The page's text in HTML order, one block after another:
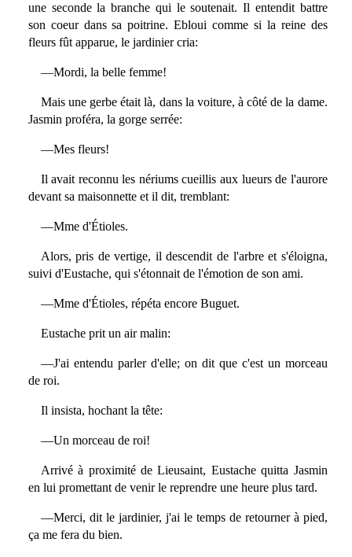
une seconde la branche qui le soutenait. Il entendit battre
son coeur dans sa poitrine. Ebloui comme si la reine des
fleurs fût apparue, le jardinier cria:
—Mordi, la belle femme!
Mais une gerbe était là, dans la voiture, à côté de la dame.
Jasmin proféra, la gorge serrée:
—Mes fleurs!
Il avait reconnu les nériums cueillis aux lueurs de l'aurore
devant sa maisonnette et il dit, tremblant:
—Mme d'Étioles.
Alors, pris de vertige, il descendit de l'arbre et s'éloigna,
suivi d'Eustache, qui s'étonnait de l'émotion de son ami.
—Mme d'Étioles, répéta encore Buguet.
Eustache prit un air malin:
—J'ai entendu parler d'elle; on dit que c'est un morceau
de roi.
Il insista, hochant la tête:
—Un morceau de roi!
Arrivé à proximité de Lieusaint, Eustache quitta Jasmin
en lui promettant de venir le reprendre une heure plus tard.
—Merci, dit le jardinier, j'ai le temps de retourner à pied,
ça me fera du bien.